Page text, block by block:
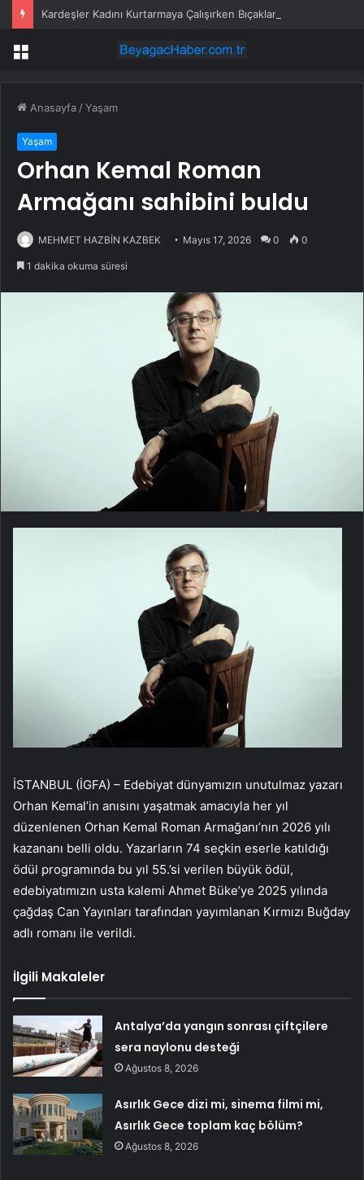
Kardeşler Kadını Kurtarmaya Çalışırken Bıçaklandı
Menü
Anasayfa /Yaşam
Yaşam
Orhan Kemal Roman
Armağanı sahibini buldu
MEHMET HAZBİN KAZBEK Mayıs 17, 2026 0 0
1 dakika okuma süresi
İSTANBUL (İGFA) – Edebiyat dünyamızın unutulmaz yazarı
Orhan Kemal’in anısını yaşatmak amacıyla her yıl
düzenlenen Orhan Kemal Roman Armağanı’nın 2026 yılı
kazananı belli oldu. Yazarların 74 seçkin eserle katıldığı
ödül programında bu yıl 55.’si verilen büyük ödül,
edebiyatımızın usta kalemi Ahmet Büke’ye 2025 yılında
çağdaş Can Yayınları tarafından yayımlanan Kırmızı Buğday
adlı romanı ile verildi.
İlgili Makaleler
Antalya’da yangın sonrası çiftçilere
sera naylonu desteği
Ağustos 8, 2026
Asırlık Gece dizi mi, sinema filmi mi,
Asırlık Gece toplam kaç bölüm?
Ağustos 8, 2026